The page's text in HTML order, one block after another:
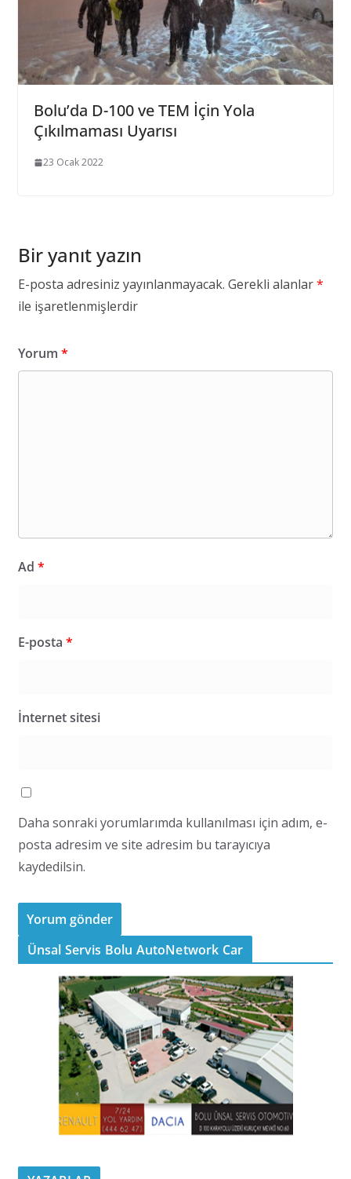
Bolu’da D-100 ve TEM İçin Yola
Çıkılmaması Uyarısı
23 Ocak 2022
Bir yanıt yazın
E-posta adresiniz yayınlanmayacak. Gerekli alanlar*
ile işaretlenmişlerdir
Yorum *
Ad *
E-posta *
İnternet sitesi
Daha sonraki yorumlarımda kullanılması için adım, e-
posta adresim ve site adresim bu tarayıcıya
kaydedilsin.
Ünsal Servis Bolu AutoNetwork Car